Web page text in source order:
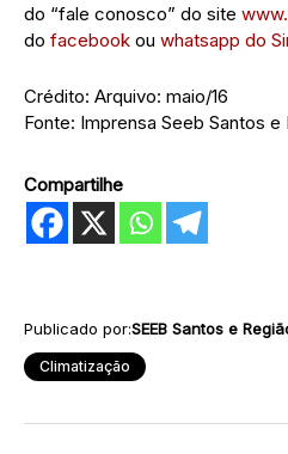
do “fale conosco” do site
do facebook ou whatsapp do
Crédito: Arquivo: maio/16
Fonte: Imprensa Seeb Santos e
Compartilhe
Publicado por:SEEB Santos e
Climatização